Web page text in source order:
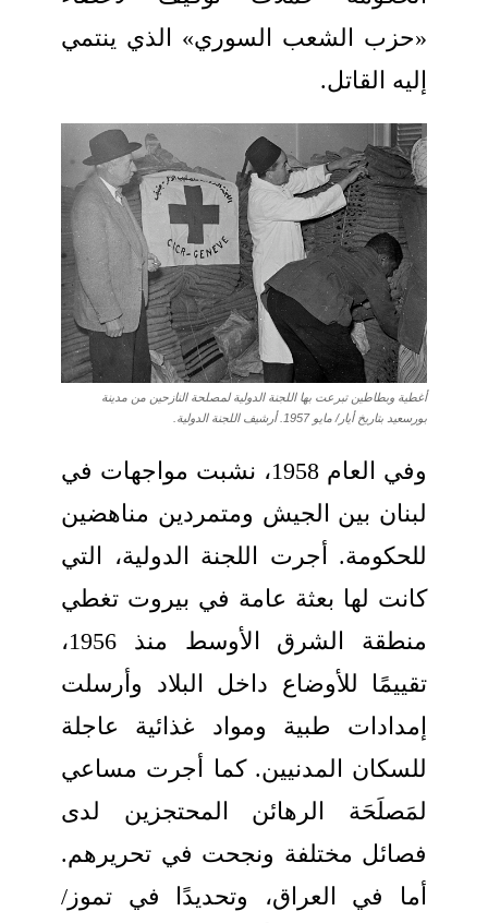
«حزب الشعب السوري» الذي ينتمي
إليه القاتل.
أغطية وبطاطين تبرعت بها اللجنة الدولية لمصلحة النازحين من مدينة
بورسعيد بتاريخ أيار/ مايو 1957. أرشيف اللجنة الدولية.
وفي العام 1958، نشبت مواجهات في
لبنان بين الجيش ومتمردين مناهضين
للحكومة. أجرت اللجنة الدولية، التي
كانت لها بعثة عامة في بيروت تغطي
منطقة الشرق الأوسط منذ 1956،
تقييمًا للأوضاع داخل البلاد وأرسلت
إمدادات طبية ومواد غذائية عاجلة
للسكان المدنيين. كما أجرت مساعي
لمَصلَحَة الرهائن المحتجزين لدى
فصائل مختلفة ونجحت في تحريرهم.
أما في العراق، وتحديدًا في تموز/